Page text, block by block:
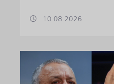
10.08.2026